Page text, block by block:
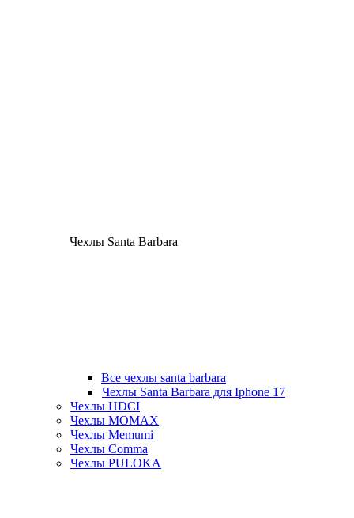
Чехлы Santa Barbara
Все чехлы santa barbara
Чехлы Santa Barbara для Iphone 17
Чехлы HDCI
Чехлы MOMAX
Чехлы Memumi
Чехлы Comma
Чехлы PULOKA